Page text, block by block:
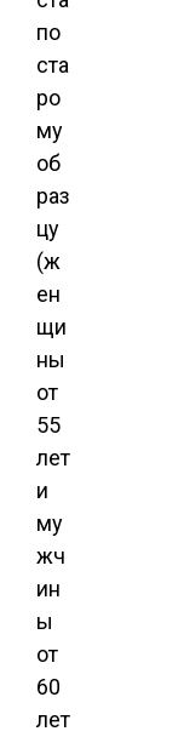
по
ста
ро
му
об
раз
цу
(ж
ен
щи
ны
от
55
лет
и
му
жч
ин
ы
от
60
лет